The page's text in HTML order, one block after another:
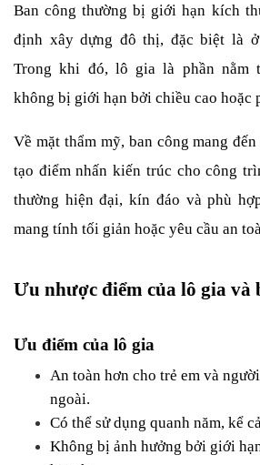
Ban công thường bị giới hạn kích
định xây dựng đô thị, đặc biệt là
Trong khi đó, lô gia là phần nằm
không bị giới hạn bởi chiều cao hoặc
Về mặt thẩm mỹ, ban công mang
tạo điểm nhấn kiến trúc cho công
thường hiện đại, kín đáo và phù
mang tính tối giản hoặc yêu cầu an
Ưu nhược điểm của lô gia và
Ưu điểm của lô gia
An toàn hơn cho trẻ em và
ngoài.
Có thể sử dụng quanh năm, kể
Không bị ảnh hưởng bởi giới